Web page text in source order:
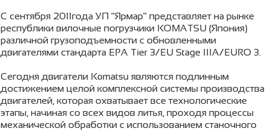
С сентября 2011года УП "Ярмар" представляет на рынке
республики вилочные погрузчики KOMATSU (Япония)
различной грузоподъемности с обновленными
двигателями стандарта EPA Tier 3/EU Stage IIIA/EURO 3.
Сегодня двигатели Komatsu являются подлинным
достижением целой комплексной системы производства
двигателей, которая охватывает все технологические
этапы, начиная со всех видов литья, проходя процессы
механической обработки с использованием станочного